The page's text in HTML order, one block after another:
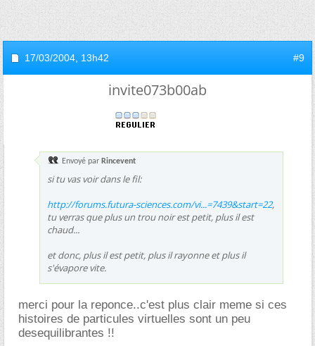
17/03/2004, 13h42 #9
invite073b00ab
Envoyé par Rincevent
si tu vas voir dans le fil:
http://forums.futura-sciences.com/vi...=7439&start=22,
tu verras que plus un trou noir est petit, plus il est
chaud...
et donc, plus il est petit, plus il rayonne et plus il
s'évapore vite.
merci pour la reponce..c'est plus clair meme si ces
histoires de particules virtuelles sont un peu
desequilibrantes !!